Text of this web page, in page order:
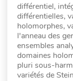
différentiel,
différentielles,
holomorphes,
l'anneau des
ensembles
domaines
pluri sous-
variétés de